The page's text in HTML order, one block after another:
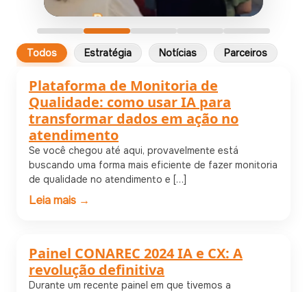
Todos Estratégia Notícias Parceiros
Plataforma de Monitoria de
Qualidade: como usar IA para
transformar dados em ação no
atendimento
Se você chegou até aqui, provavelmente está
buscando uma forma mais eficiente de fazer monitoria
de qualidade no atendimento e […]
Leia mais →
Painel CONAREC 2024 IA e CX: A
revolução definitiva
Durante um recente painel em que tivemos a